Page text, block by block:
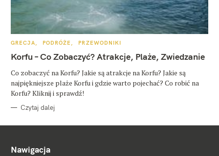
K
T
E
O
R
I
GRECJA PODRÓŻE PRZEWODNIKI
Korfu – Co Zobaczyć? Atrakcje, Plaże, Zwiedzanie
Co zobaczyć na Korfu? Jakie są atrakcje na Korfu? Jakie są
najpiękniejsze plaże Korfu i gdzie warto pojechać? Co robić na
Korfu? Kliknij i sprawdź!
Czytaj dalej
Nawigacja